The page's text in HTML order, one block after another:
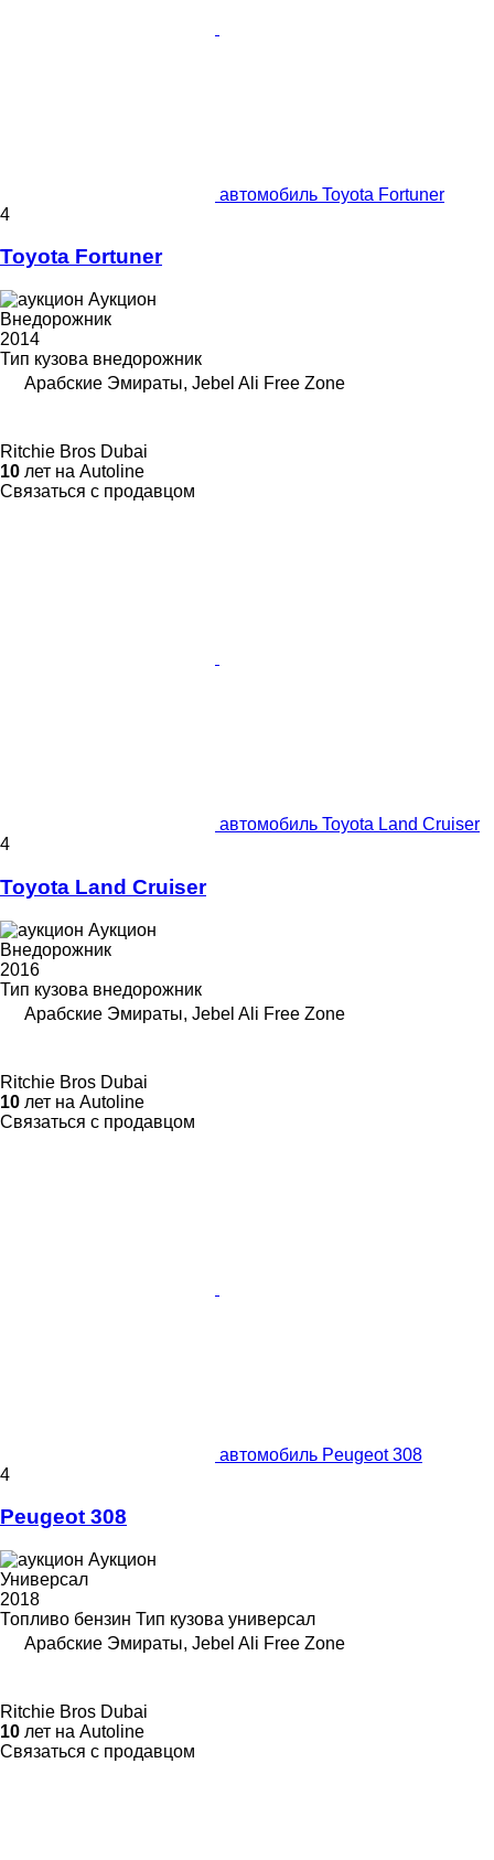
автомобиль Toyota Fortuner
4
Toyota Fortuner
Аукцион
Внедорожник
2014
Тип кузова внедорожник
Арабские Эмираты, Jebel Ali Free Zone
Ritchie Bros Dubai
10 лет на Autoline
Связаться с продавцом
автомобиль Toyota Land Cruiser
4
Toyota Land Cruiser
Аукцион
Внедорожник
2016
Тип кузова внедорожник
Арабские Эмираты, Jebel Ali Free Zone
Ritchie Bros Dubai
10 лет на Autoline
Связаться с продавцом
автомобиль Peugeot 308
4
Peugeot 308
Аукцион
Универсал
2018
Топливо бензин Тип кузова универсал
Арабские Эмираты, Jebel Ali Free Zone
Ritchie Bros Dubai
10 лет на Autoline
Связаться с продавцом